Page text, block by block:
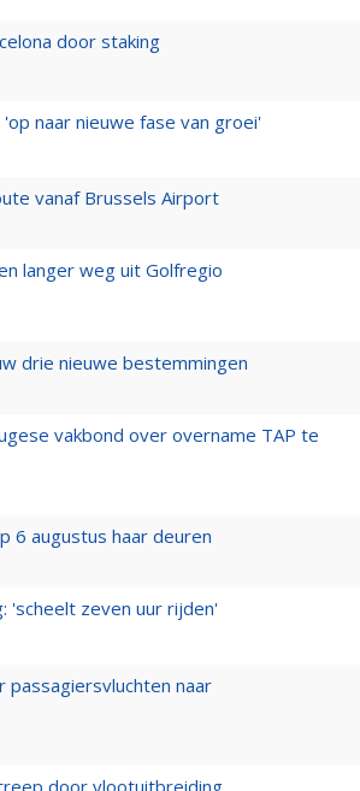
door staking
naar nieuwe fase van groei'
vanaf Brussels Airport
langer weg uit Golfregio
drie nieuwe bestemmingen
vakbond over overname TAP te
6 augustus haar deuren
'scheelt zeven uur rijden'
passagiersvluchten naar
door vlootuitbreiding